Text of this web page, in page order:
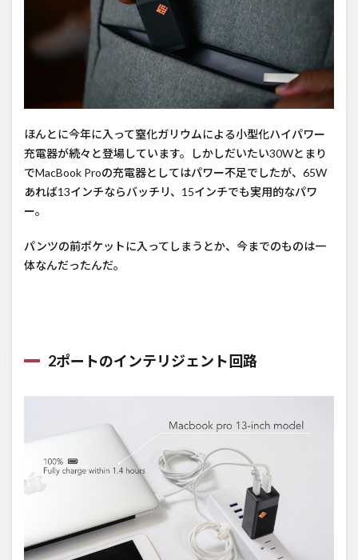
ほんとに今年に入って窒化ガリウムによる小型化ハイパワー
充電器が続々と登場しています。しかしだいたい30Wとまり
でMacBook Proの充電器としてはパワー不足でしたが、65W
あれば13インチならバッチリ、15インチでも実用的なパワ
ー。
パンツの前ポケットに入ってしまうとか、今までのものは一
体なんだったんだ。
2ポートのインテリジェント回路